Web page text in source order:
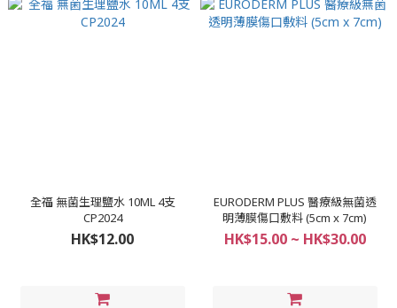
全福 無菌生理鹽水 10ML 4支
CP2024
HK$12.00
EURODERM PLUS 醫療級無菌透
明薄膜傷口敷料 (5cm x 7cm)
HK$15.00 ~ HK$30.00